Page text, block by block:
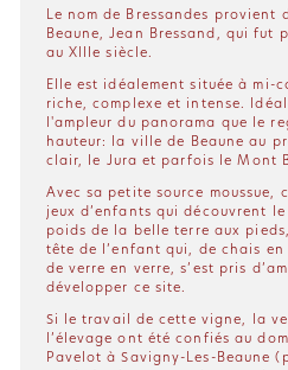
Le nom de Bressandes provient
Beaune, Jean Bressand, qui fut
au XIIIe siècle.
Elle est idéalement située à mi-
riche, complexe et intense.
l'ampleur du panorama que le
hauteur: la ville de Beaune au
clair, le Jura et parfois le Mont
Avec sa petite source moussue,
jeux d’enfants qui découvrent
poids de la belle terre aux
tête de l’enfant qui, de chais
de verre en verre, s’est pris
développer ce site.
Si le travail de cette vigne, la
l’élevage ont été confiés au
Pavelot à Savigny-Les-Beaune